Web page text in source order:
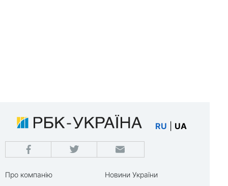
RU UA
Про компанію
Новини України